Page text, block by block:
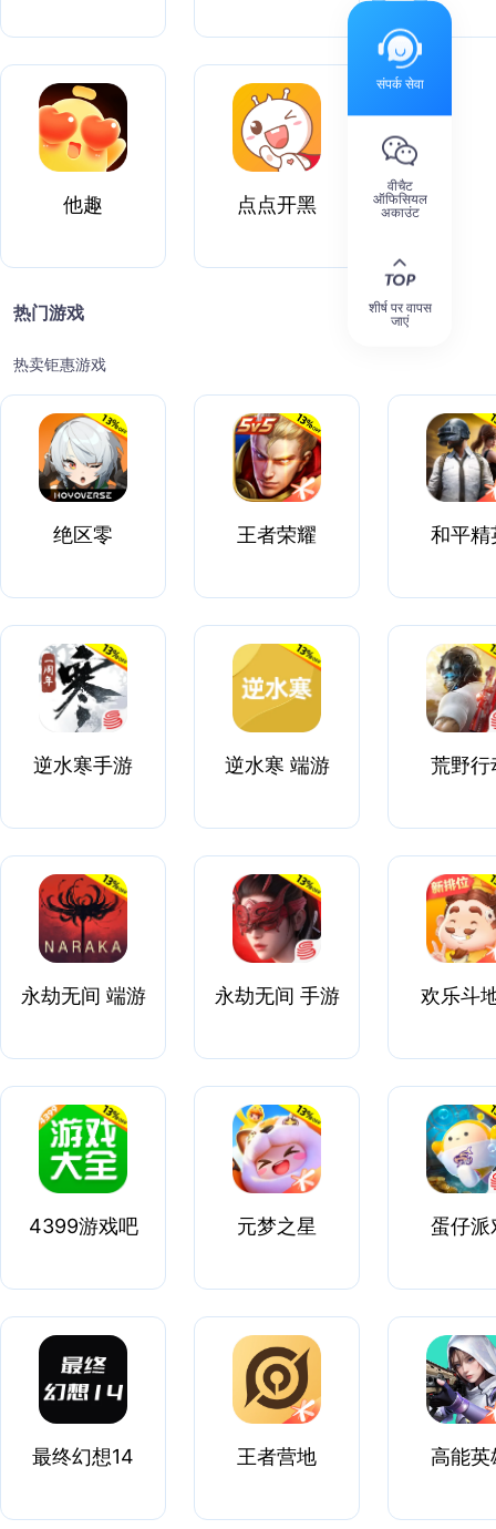
他趣 点点开黑
热门游戏
热卖钜惠游戏
绝区零 王者荣耀 和平精
逆水寒手游 逆水寒 端游 荒野行
永劫无间 端游 永劫无间 手游 欢乐斗
4399游戏吧 元梦之星 蛋仔派
最终幻想14 王者营地 高能英
संपर्क सेवा
वीचैट
ऑफिसियल
अकाउंट
शीर्ष पर वापस
जाएं